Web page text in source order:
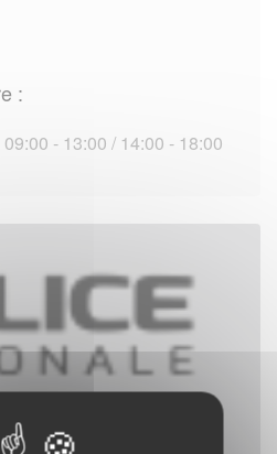
:
- 13:00 / 14:00 - 18:00